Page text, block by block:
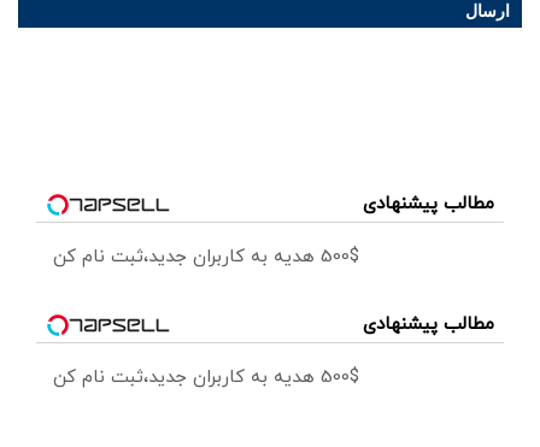
ارسال
مطالب پیشنهادی
500$ هدیه به کاربران جدید،ثبت نام کن
مطالب پیشنهادی
500$ هدیه به کاربران جدید،ثبت نام کن